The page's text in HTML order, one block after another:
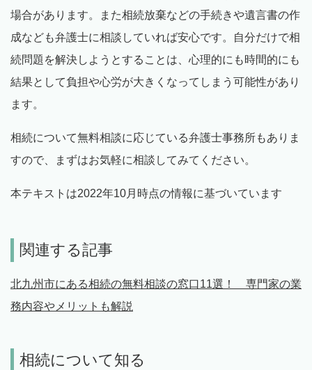
場合があります。また相続放棄などの手続きや遺言書の作
成なども弁護士に相談していれば安心です。自分だけで相
続問題を解決しようとすることは、心理的にも時間的にも
結果として負担や心労が大きくなってしまう可能性があり
ます。
相続について無料相談に応じている弁護士事務所もありま
すので、まずはお気軽に相談してみてください。
本テキストは2022年10月時点の情報に基づいています
関連する記事
北九州市にある相続の無料相談の窓口11選！ 専門家の業
務内容やメリットも解説
相続について知る